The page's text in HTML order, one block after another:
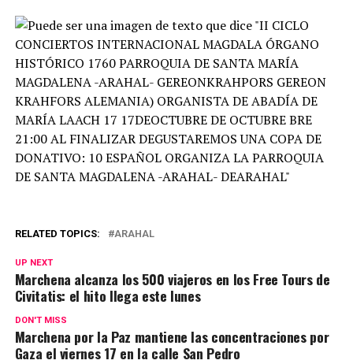
RELATED TOPICS: ARAHAL
UP NEXT
Marchena alcanza los 500 viajeros en los Free Tours de
Civitatis: el hito llega este lunes
DON'T MISS
Marchena por la Paz mantiene las concentraciones por
Gaza el viernes 17 en la calle San Pedro